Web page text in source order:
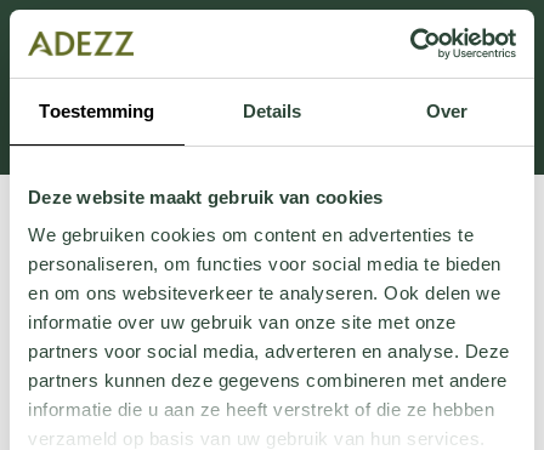
Toestemming Details Over
Deze website maakt gebruik van cookies
We gebruiken cookies om content en advertenties te
personaliseren, om functies voor social media te bieden
en om ons websiteverkeer te analyseren. Ook delen we
informatie over uw gebruik van onze site met onze
partners voor social media, adverteren en analyse. Deze
partners kunnen deze gegevens combineren met andere
informatie die u aan ze heeft verstrekt of die ze hebben
verzameld op basis van uw gebruik van hun services.
Cette section est actuellement en maintenance.
Si vous manquez des informations, vous pouvez nous
appeler au +31 413 395 295 ou nous envoyer un e-